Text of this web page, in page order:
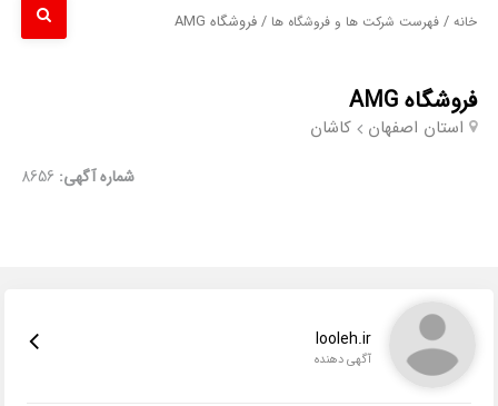
خانه /فهرست شرکت ها و فروشگاه ها / فروشگاه AMG
فروشگاه AMG
استان اصفهان کاشان
شماره آگهی: 8656
looleh.ir
آگهی دهنده